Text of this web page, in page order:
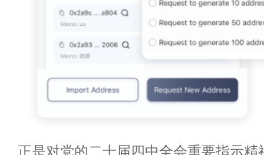
正是对党的二十届四中全会重要指示精